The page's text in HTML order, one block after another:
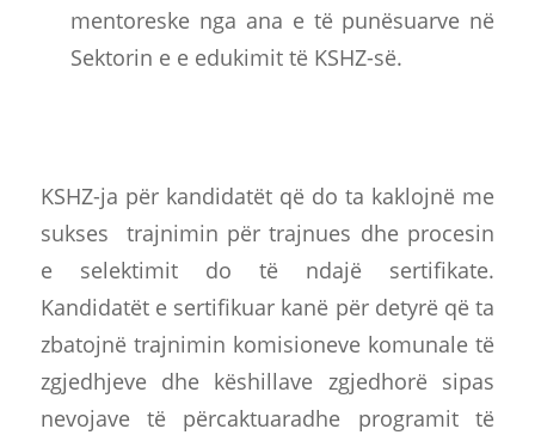
mentoreske nga ana e të punësuarve në
Sektorin e e edukimit të KSHZ-së.
KSHZ-ja për kandidatët që do ta kaklojnë me
sukses trajnimin për trajnues dhe procesin
e selektimit do të ndajë sertifikate.
Kandidatët e sertifikuar kanë për detyrë që ta
zbatojnë trajnimin komisioneve komunale të
zgjedhjeve dhe këshillave zgjedhorë sipas
nevojave të përcaktuaradhe programit të